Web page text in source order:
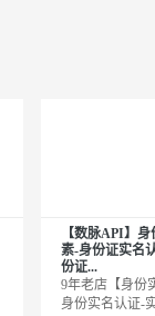
【数脉API】
素-身份证实名
份证...
9年老店【身份
身份实名认证-